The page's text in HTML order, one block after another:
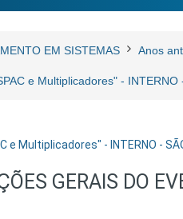
EM SISTEMAS Anos
e Multiplicadores" -
Multiplicadores" - INTERNO -
GERAIS DO